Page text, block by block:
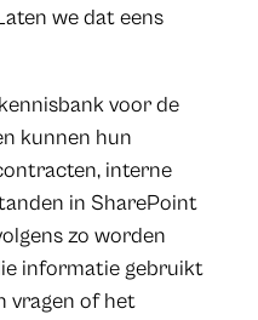
we dat eens
voor de
kunnen hun
interne
in SharePoint
zo worden
informatie gebruikt
vragen of het